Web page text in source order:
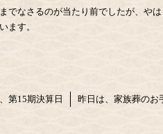
でなさるのが当たり前でしたが、や
ます。
第15期決算日 昨日は、家族葬のお